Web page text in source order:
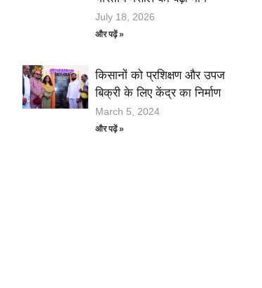
July 18, 2026
और पढ़ें »
किसानों को प्रशिक्षण और उपज
बिक्री के लिए केंद्र का निर्माण
March 5, 2024
और पढ़ें »